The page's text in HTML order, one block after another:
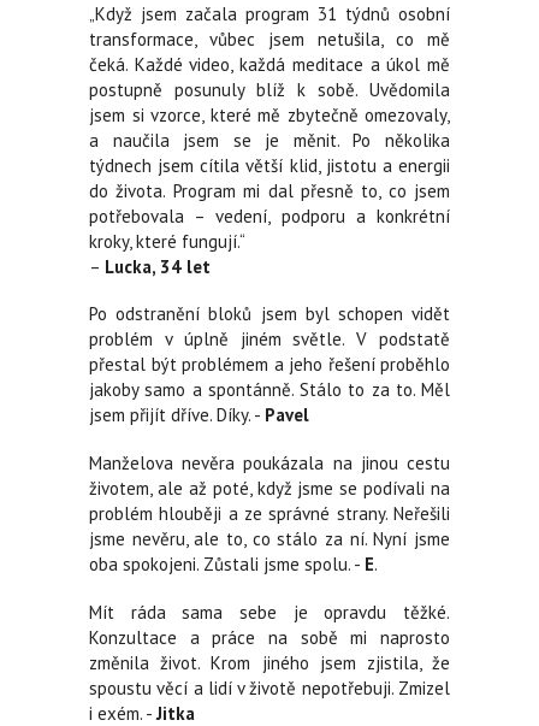
„Když jsem začala program 31 týdnů osobní
transformace, vůbec jsem netušila, co mě
čeká. Každé video, každá meditace a úkol mě
postupně posunuly blíž k sobě. Uvědomila
jsem si vzorce, které mě zbytečně omezovaly,
a naučila jsem se je měnit. Po několika
týdnech jsem cítila větší klid, jistotu a energii
do života. Program mi dal přesně to, co jsem
potřebovala – vedení, podporu a konkrétní
kroky, které fungují.“
– Lucka, 34 let
Po odstranění bloků jsem byl schopen vidět
problém v úplně jiném světle. V podstatě
přestal být problémem a jeho řešení proběhlo
jakoby samo a spontánně. Stálo to za to. Měl
jsem přijít dříve. Díky. - Pavel
Manželova nevěra poukázala na jinou cestu
životem, ale až poté, když jsme se podívali na
problém hlouběji a ze správné strany. Neřešili
jsme nevěru, ale to, co stálo za ní. Nyní jsme
oba spokojeni. Zůstali jsme spolu. - E.
Mít ráda sama sebe je opravdu těžké.
Konzultace a práce na sobě mi naprosto
změnila život. Krom jiného jsem zjistila, že
spoustu věcí a lidí v životě nepotřebuji. Zmizel
i exém. - Jitka